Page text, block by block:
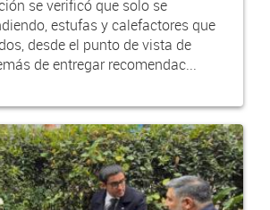
se verificó que solo se
estufas y calefactores que
desde el punto de vista de
de entregar recomendac...